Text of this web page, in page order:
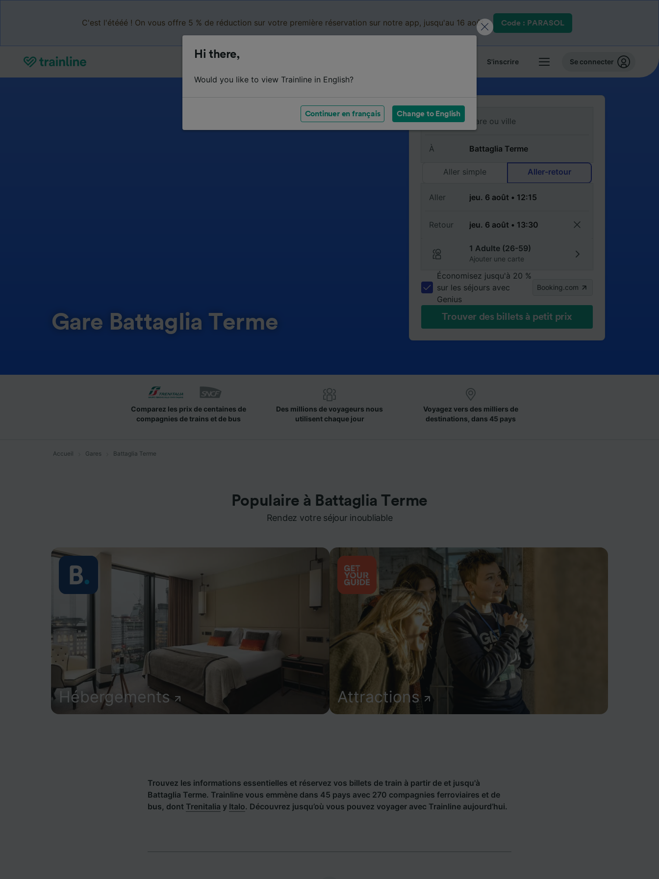
C'est l'étééé ! On vous offre 5 % de réduction sur votre première réservation sur notre app, jusqu'au 16 août. Code : PARASOL
S'inscrire Se connecter
Gare Battaglia Terme
De
À
Aller simple Aller-retour
Aller
Retour
1 Adulte (26-59)
Ajouter une carte
Économisez jusqu'à 20 %
sur les séjours avec
Genius
Booking.com
Trouver des billets à petit prix
Comparez les prix de centaines de
compagnies de trains et de bus
Des millions de voyageurs nous
utilisent chaque jour
Voyagez vers des milliers de
destinations, dans 45 pays
Accueil Gares Battaglia Terme
Populaire à Battaglia Terme
Rendez votre séjour inoubliable
Hébergements Attractions
Trouvez les informations essentielles et réservez vos billets de train à partir de et jusqu'à
Battaglia Terme. Trainline vous emmène dans 45 pays avec 270 compagnies ferroviaires et de
bus, dont Trenitalia y Italo. Découvrez jusqu’où vous pouvez voyager avec Trainline aujourd’hui.
Hi there,
Would you like to view Trainline in English?
Continuer en français Change to English